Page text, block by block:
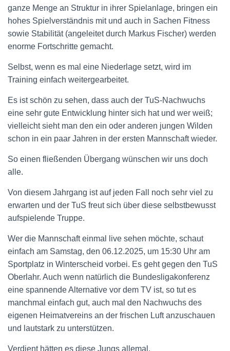
ganze Menge an Struktur in ihrer Spielanlage, bringen ein
hohes Spielverständnis mit und auch in Sachen Fitness
sowie Stabilität (angeleitet durch Markus Fischer) werden
enorme Fortschritte gemacht.
Selbst, wenn es mal eine Niederlage setzt, wird im
Training einfach weitergearbeitet.
Es ist schön zu sehen, dass auch der TuS-Nachwuchs
eine sehr gute Entwicklung hinter sich hat und wer weiß;
vielleicht sieht man den ein oder anderen jungen Wilden
schon in ein paar Jahren in der ersten Mannschaft wieder.
So einen fließenden Übergang wünschen wir uns doch
alle.
Von diesem Jahrgang ist auf jeden Fall noch sehr viel zu
erwarten und der TuS freut sich über diese selbstbewusst
aufspielende Truppe.
Wer die Mannschaft einmal live sehen möchte, schaut
einfach am Samstag, den 06.12.2025, um 15:30 Uhr am
Sportplatz in Winterscheid vorbei. Es geht gegen den TuS
Oberlahr. Auch wenn natürlich die Bundesligakonferenz
eine spannende Alternative vor dem TV ist, so tut es
manchmal einfach gut, auch mal den Nachwuchs des
eigenen Heimatvereins an der frischen Luft anzuschauen
und lautstark zu unterstützen.
Verdient hätten es diese Jungs allemal.